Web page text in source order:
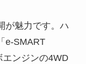
が魅力です。ハ
e-SMART
ンジンの4WD